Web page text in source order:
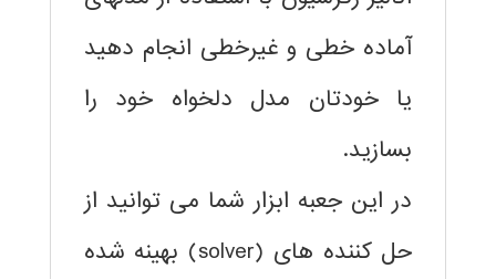
آماده خطی و غیرخطی انجام دهید
یا خودتان مدل دلخواه خود را
بسازید.
در این جعبه ابزار شما می توانید از
حل کننده های (solver) بهینه شده